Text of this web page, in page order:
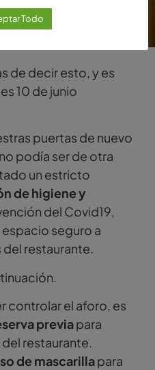
de decir esto, y es
10 de junio
puertas de nuevo
podía ser de otra
un estricto
de higiene y
del Covid19,
seguro a
restaurante.
controlar el aforo, es
previapara
restaurante.
de mascarillapara
Todo